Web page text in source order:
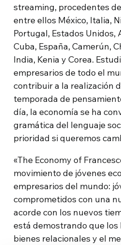
streaming, procedentes
entre ellos México, Italia,
Portugal, Estados Unidos,
Cuba, España, Camerún,
India, Kenia y Corea.
empresarios de todo el
contribuir a la realización
temporada de
día, la economía se ha
gramática del lenguaje
prioridad si queremos
«The Economy of
movimiento de jóvenes
empresarios del mundo:
comprometidos con una
acorde con los nuevos
está demostrando que los
bienes relacionales y el